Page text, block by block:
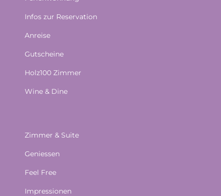
Infos zur Reservation
Anreise
Gutscheine
Holz100 Zimmer
Wine & Dine
Zimmer & Suite
Geniessen
Feel Free
Impressionen